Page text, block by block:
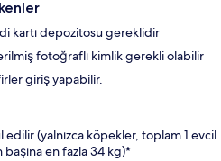
kartı depozitosu gereklidir
fotoğraflı kimlik gerekli olabilir
giriş yapabilir.
edilir (yalnızca köpekler, toplam 1 evcil
en fazla 34 kg)*